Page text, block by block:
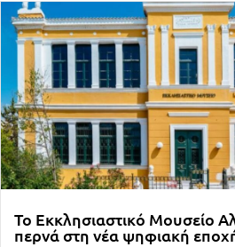
Το Εκκλησιαστικό Μουσείο
περνά στη νέα ψηφιακή